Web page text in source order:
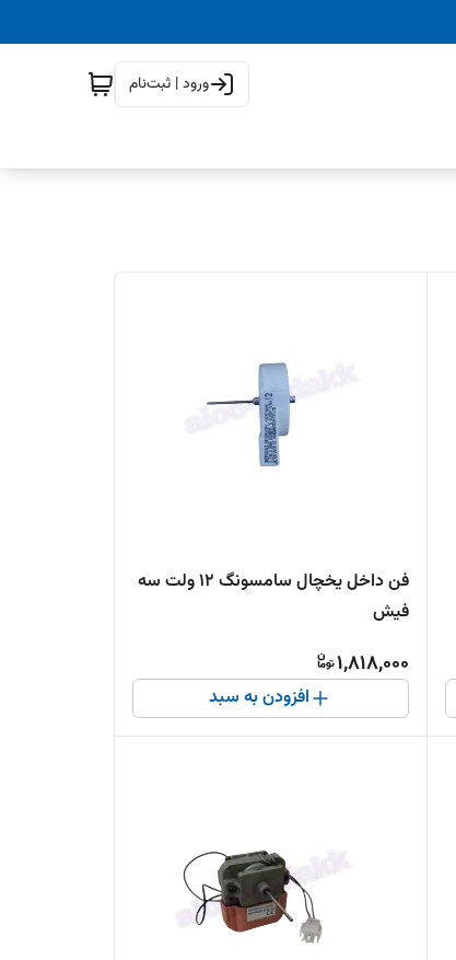
ورود | ثبت‌نام
فن داخل یخچال سامسونگ 12 ولت سه
فیش
1,818,000
افزودن به سبد